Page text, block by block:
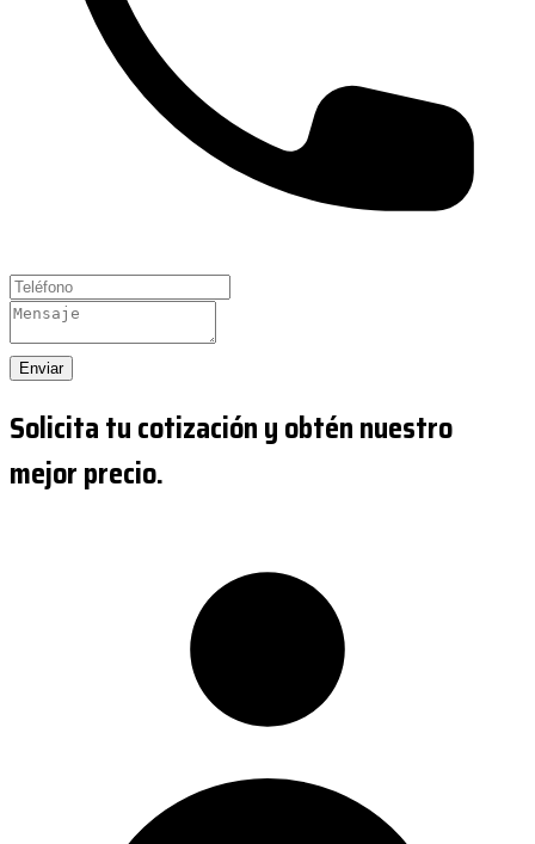
Enviar
Solicita tu cotización y obtén nuestro
mejor precio.